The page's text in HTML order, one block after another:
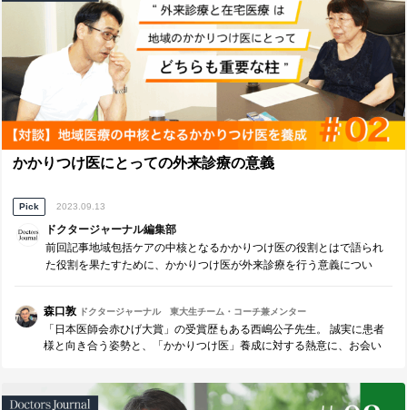
かかりつけ医にとっての外来診療の意義
Pick 2023.09.13
ドクタージャーナル編集部
前回記事地域包括ケアの中核となるかかりつけ医の役割とはで語られ
た役割を果たすために、かかりつけ医が外来診療を行う意義につい
森口敦 ドクタージャーナル 東大生チーム・コーチ兼メンター
「日本医師会赤ひげ大賞」の受賞歴もある西嶋公子先生。 誠実に患者
様と向き合う姿勢と、「かかりつけ医」養成に対する熱意に、お会い
しく思います。